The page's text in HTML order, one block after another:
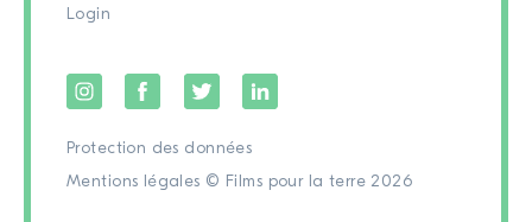
Login
Protection des données
Mentions légales © Films pour la terre 2026